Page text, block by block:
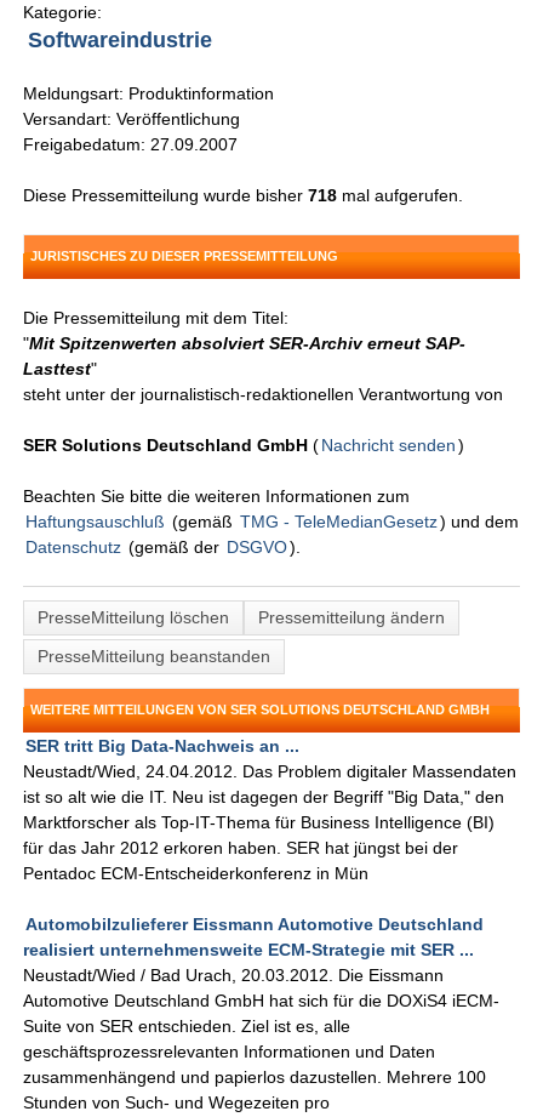
Kategorie:
Softwareindustrie
Meldungsart: Produktinformation
Versandart: Veröffentlichung
Freigabedatum: 27.09.2007
Diese Pressemitteilung wurde bisher718 mal aufgerufen.
JURISTISCHES ZU DIESER PRESSEMITTEILUNG
Die Pressemitteilung mit dem Titel:
"Mit Spitzenwerten absolviert SER-Archiv erneut SAP-
Lasttest"
steht unter der journalistisch-redaktionellen Verantwortung von
SER Solutions Deutschland GmbH (Nachricht senden )
Beachten Sie bitte die weiteren Informationen zum
Haftungsauschluß (gemäß TMG - TeleMedianGesetz) und dem
Datenschutz (gemäß der DSGVO).
PresseMitteilung löschen
Pressemitteilung ändern
PresseMitteilung beanstanden
WEITERE MITTEILUNGEN VON SER SOLUTIONS DEUTSCHLAND GMBH
SER tritt Big Data-Nachweis an ...
Neustadt/Wied, 24.04.2012. Das Problem digitaler Massendaten
ist so alt wie die IT. Neu ist dagegen der Begriff "Big Data," den
Marktforscher als Top-IT-Thema für Business Intelligence (BI)
für das Jahr 2012 erkoren haben. SER hat jüngst bei der
Pentadoc ECM-Entscheiderkonferenz in Mün
Automobilzulieferer Eissmann Automotive Deutschland
realisiert unternehmensweite ECM-Strategie mit SER ...
Neustadt/Wied / Bad Urach, 20.03.2012. Die Eissmann
Automotive Deutschland GmbH hat sich für die DOXiS4 iECM-
Suite von SER entschieden. Ziel ist es, alle
geschäftsprozessrelevanten Informationen und Daten
zusammenhängend und papierlos dazustellen. Mehrere 100
Stunden von Such- und Wegezeiten pro